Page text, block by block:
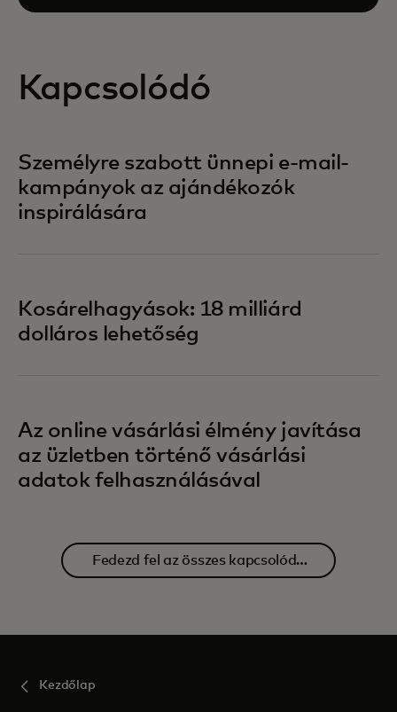
Kapcsolódó
Személyre szabott ünnepi e-mail-
kampányok az ajándékozók
inspirálására
Kosárelhagyások: 18 milliárd
dolláros lehetőség
Az online vásárlási élmény javítása
az üzletben történő vásárlási
adatok felhasználásával
Fedezd fel az összes kapcsolódó
Kezdőlap